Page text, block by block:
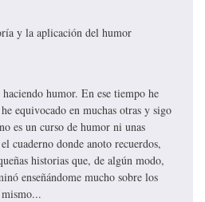
y la aplicación del humor
humor. En ese tiempo he
equivocado en muchas otras y sigo
es un curso de humor ni unas
cuaderno donde anoto recuerdos,
historias que, de algún modo,
enseñándome mucho sobre los